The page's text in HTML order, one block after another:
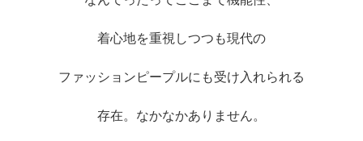
着心地を重視しつつも現代の
ファッションピープルにも受け入れられる
存在。なかなかありません。